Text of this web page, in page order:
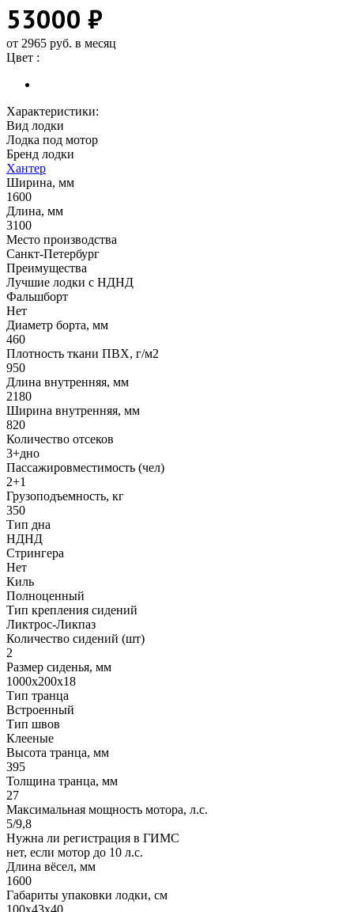
53000 ₽
от 2965 руб. в месяц
Цвет :
Характеристики:
Вид лодки
Лодка под мотор
Бренд лодки
Хантер
Ширина, мм
1600
Длина, мм
3100
Место производства
Санкт-Петербург
Преимущества
Лучшие лодки с НДНД
Фальшборт
Нет
Диаметр борта, мм
460
Плотность ткани ПВХ, г/м2
950
Длина внутренняя, мм
2180
Ширина внутренняя, мм
820
Количество отсеков
3+дно
Пассажировместимость (чел)
2+1
Грузоподъемность, кг
350
Тип дна
НДНД
Стрингера
Нет
Киль
Полноценный
Тип крепления сидений
Ликтрос-Ликпаз
Количество сидений (шт)
2
Размер сиденья, мм
1000x200x18
Тип транца
Встроенный
Тип швов
Клееные
Высота транца, мм
395
Толщина транца, мм
27
Максимальная мощность мотора, л.с.
5/9,8
Нужна ли регистрация в ГИМС
нет, если мотор до 10 л.с.
Длина вёсел, мм
1600
Габариты упаковки лодки, см
100x43x40